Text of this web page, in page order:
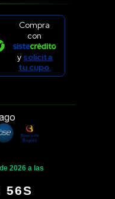
Compra
con
y solicita
tu cupo.
2026 a las
56S